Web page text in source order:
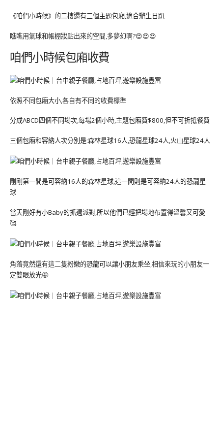
《咱們小時候》的二樓還有三個主題包廂,適合辦生日趴
瞧瞧用氣球和帳棚妝點出來的空間,多夢幻啊?😍😍😍
咱們小時候包廂收費
依照不同包廂大小,各自有不同的收費標準
分成ABCD四個不同場次,每場2個小時,主題包廂費$800,但不可折抵餐費
三個包廂和容納人次分別是:森林星球16人,恐龍星球24人,火山星球24人
剛剛第一間是可容納16人的森林星球,這一間則是可容納24人的恐龍星
球
當天剛好有小Baby的抓週派對,所以他們已經把場地布置得溫馨又可愛
🥰
角落竟然還有這二隻粉嫩的恐龍可以讓小朋友乘坐,相信來玩的小朋友一
定雙眼放光🤩